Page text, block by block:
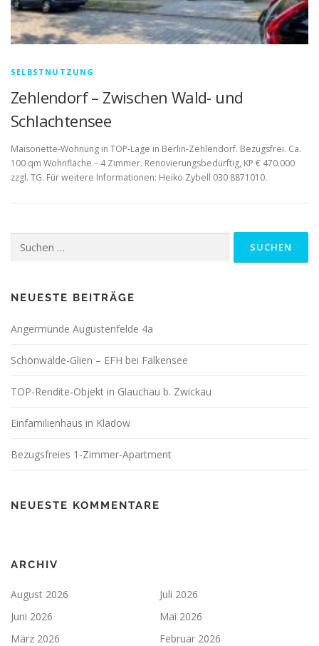
SELBSTNUTZUNG
Zehlendorf – Zwischen Wald- und
Schlachtensee
Maisonette-Wohnung in TOP-Lage in Berlin-Zehlendorf. Bezugsfrei. Ca.
100 qm Wohnfläche – 4 Zimmer. Renovierungsbedürftig, KP € 470.000
zzgl. TG. Für weitere Informationen: Heiko Zybell 030 8871010.
nach:
NEUESTE BEITRÄGE
Angermünde Augustenfelde 4a
Schönwalde-Glien – EFH bei Falkensee
TOP-Rendite-Objekt in Glauchau b. Zwickau
Einfamilienhaus in Kladow
Bezugsfreies 1-Zimmer-Apartment
NEUESTE KOMMENTARE
ARCHIV
August 2026
Juli 2026
Juni 2026
Mai 2026
März 2026
Februar 2026